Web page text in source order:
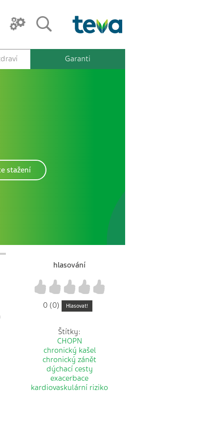
Garanti
stažení
hlasování
4
3
2
1
0 (0) Hlasovat!
Štítky:
CHOPN
chronický kašel
chronický zánět
dýchací cesty
exacerbace
kardiovaskulární riziko